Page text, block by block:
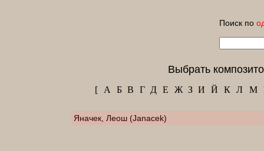
Поиск по
Выбрать
[ А Б В Г Д Е Ж З И Й К Л М
Яначек, Леош (Janacek)